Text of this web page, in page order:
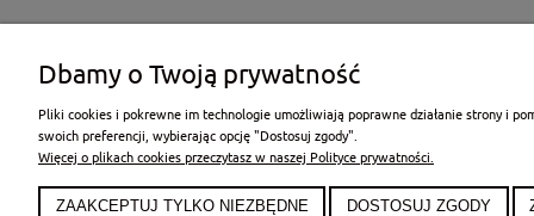
POMOC
Pytania i odpowiedzi
Dbamy o Twoją prywatność
Pliki cookies i pokrewne im technologie umożliwiają poprawne działanie strony i
swoich preferencji, wybierając opcję "Dostosuj zgody".
Więcej o plikach cookies przeczytasz w naszej Polityce prywatności.
ZAAKCEPTUJ TYLKO NIEZBĘDNE DOSTOSUJ ZGODY